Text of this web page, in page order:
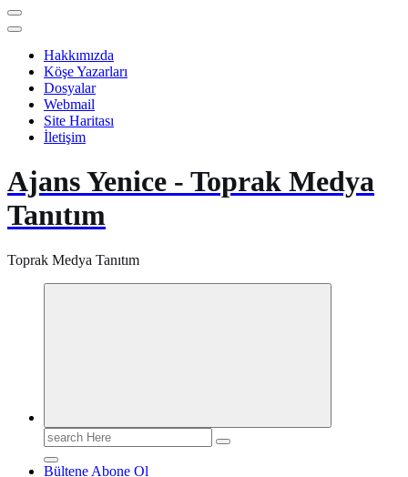
Hakkımızda
Köşe Yazarları
Dosyalar
Webmail
Site Haritası
İletişim
Ajans Yenice - Toprak Medya
Tanıtım
Toprak Medya Tanıtım
Search
for:
Bültene Abone Ol